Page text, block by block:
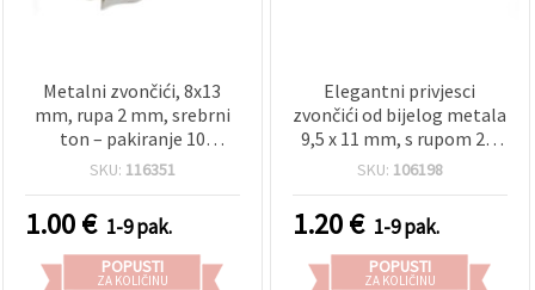
Metalni zvončići, 8x13
mm, rupa 2 mm, srebrni
ton – pakiranje 10
komada
SKU: 116351
1.00€ 1-9 pak.
POPUSTI
ZA KOLIČINU
Elegantni privjesci
zvončići od bijelog metala
9,5 x 11 mm, s rupom 2,5
mm – set od 10 za
i dekorativne projekte
SKU: 106198
1.20€ 1-9 pak.
POPUSTI
ZA KOLIČINU